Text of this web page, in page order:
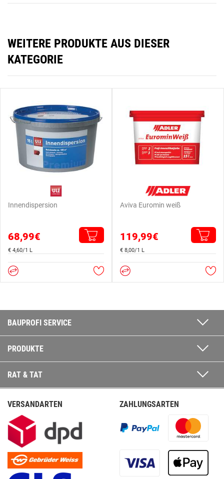
WEITERE PRODUKTE AUS DIESER
KATEGORIE
Innendispersion
68,99€
€ 4,60/1 L
Aviva Euromin weiß
119,99€
€ 8,00/1 L
BAUPROFI SERVICE
PRODUKTE
RAT & TAT
VERSANDARTEN ZAHLUNGSARTEN